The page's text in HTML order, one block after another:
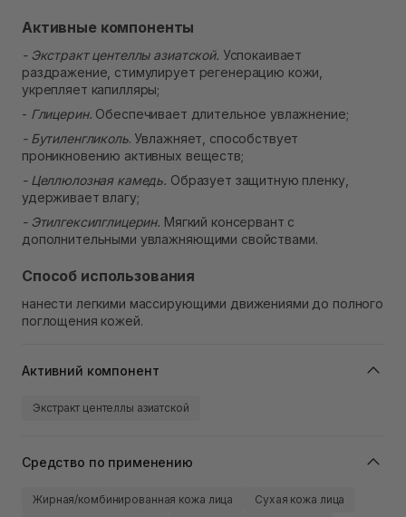
Активные компоненты
- Экстракт центеллы азиатской. Успокаивает
раздражение, стимулирует регенерацию кожи,
укрепляет капилляры;
- Глицерин. Обеспечивает длительное увлажнение;
- Бутиленгликоль. Увлажняет, способствует
проникновению активных веществ;
- Целлюлозная камедь. Образует защитную пленку,
удерживает влагу;
- Этилгексилглицерин. Мягкий консервант с
дополнительными увлажняющими свойствами.
Способ использования
нанести легкими массирующими движениями до полного
поглощения кожей.
Активний компонент
Экстракт центеллы азиатской
Средство по применению
Жирная/комбинированная кожа лица
Сухая кожа лица